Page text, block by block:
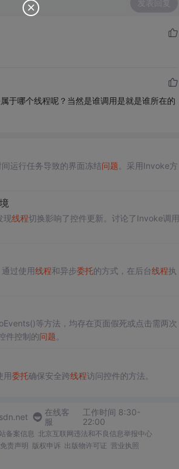
发表回复
于哪个线程呢？当然是谁调用是就是谁所在的
运行任务导致的界面冻结问题 。采用Invoke方
现线程切换影响了控件更新。讨论了Invoke调用
通过使用线程和异步委托的方式，在后台线程执
等方法，均存在页面假死或点击需两次
件控制的问题
用委托确保安全跨线程访问控件的方法。
在线客
服
工作时间 8:30-
22:00
备案信息 北京互联网违法和不良信息举报中心
责声明 版权申诉 出版物许可证 营业执照